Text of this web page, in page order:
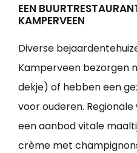
EEN
KAMPERVEEN
Diverse
Kamperveen bezorgen
dekje) of hebben een
voor ouderen.
een aanbod vitale
crème met